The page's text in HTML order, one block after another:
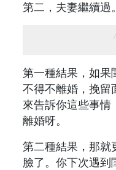
第二，夫妻繼續過。
第一種結果，如果
不得不離婚，挽
來告訴你這些事情
離婚呀。
第二種結果，那就
臉了。你下次遇到